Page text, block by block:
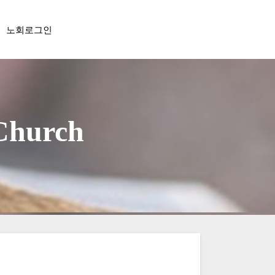
노회로그인
Church